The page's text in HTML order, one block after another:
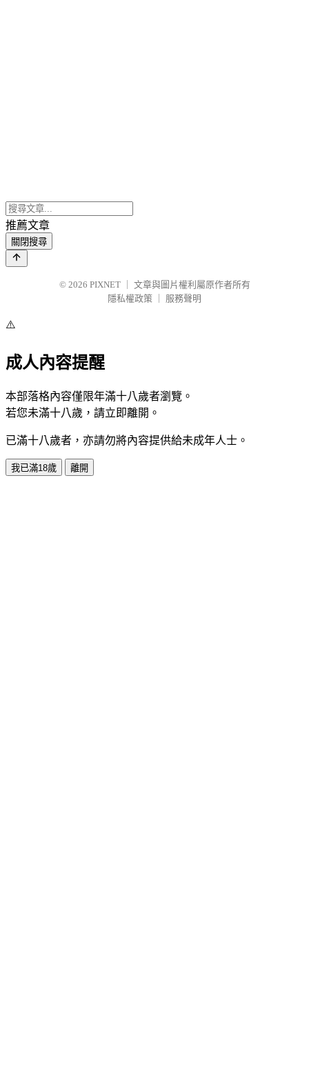
推薦文章
關閉搜尋
© 2026 PIXNET
文章與圖片權利屬原作者所有
隱私權政策
服務聲明
⚠️
成人內容提醒
本部落格內容僅限年滿十八歲者瀏覽。
若您未滿十八歲，請立即離開。
已滿十八歲者，亦請勿將內容提供給未成年人士。
我已滿18歲 離開